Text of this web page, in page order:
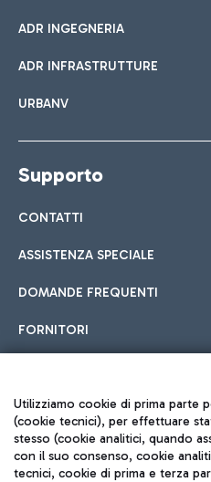
ADR INGEGNERIA
ADR INFRASTRUTTURE
URBANV
Supporto
CONTATTI
ASSISTENZA SPECIALE
DOMANDE FREQUENTI
FORNITORI
Seguici sui social
Utilizziamo cookie di prima parte
(cookie tecnici), per effettuare
stesso (cookie analitici, quando
con il suo consenso, cookie
tecnici, cookie di prima e terza